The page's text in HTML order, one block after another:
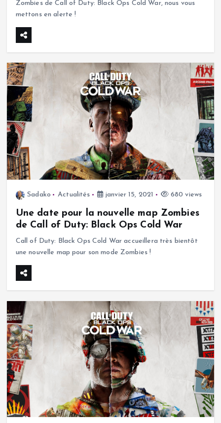
Zombies de Call of Duty: Black Ops Cold War, nous vous
mettons en alerte !
Sadako Actualités janvier 15, 2021 680 views
Une date pour la nouvelle map Zombies
de Call of Duty: Black Ops Cold War
Call of Duty: Black Ops Cold War accueillera très bientôt
une nouvelle map pour son mode Zombies !